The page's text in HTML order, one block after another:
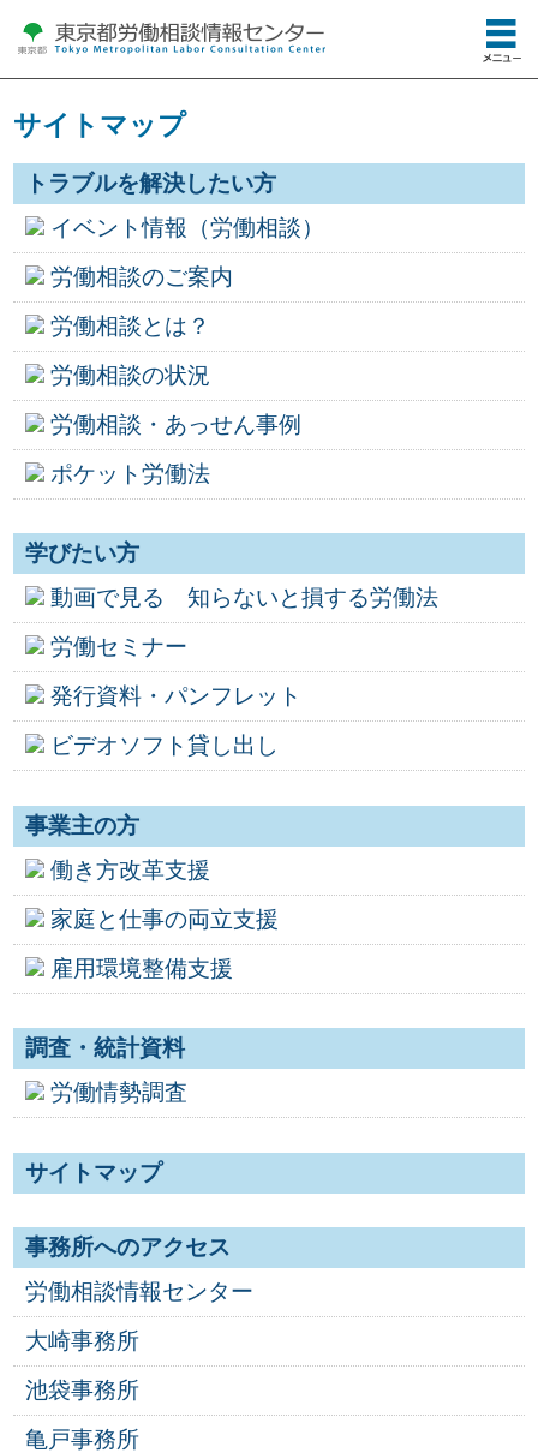
サイトマップ
トラブルを解決したい方
イベント情報（労働相談）
労働相談のご案内
労働相談とは？
労働相談の状況
労働相談・あっせん事例
ポケット労働法
学びたい方
動画で見る 知らないと損する労働法
労働セミナー
発行資料・パンフレット
ビデオソフト貸し出し
事業主の方
働き方改革支援
家庭と仕事の両立支援
雇用環境整備支援
調査・統計資料
労働情勢調査
サイトマップ
事務所へのアクセス
労働相談情報センター
大崎事務所
池袋事務所
亀戸事務所